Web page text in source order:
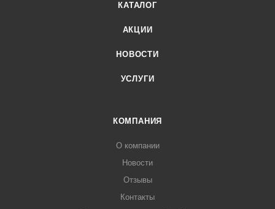
КАТАЛОГ
АКЦИИ
НОВОСТИ
УСЛУГИ
КОМПАНИЯ
О компании
Новости
Отзывы
Контакты